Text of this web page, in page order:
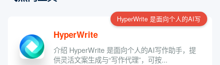
HyperWrite 是面向个人的AI写
HyperWrite
介绍 HyperWrite 是面向个人的AI写作助手，提
供灵活文案生成与“写作代理”，可按...